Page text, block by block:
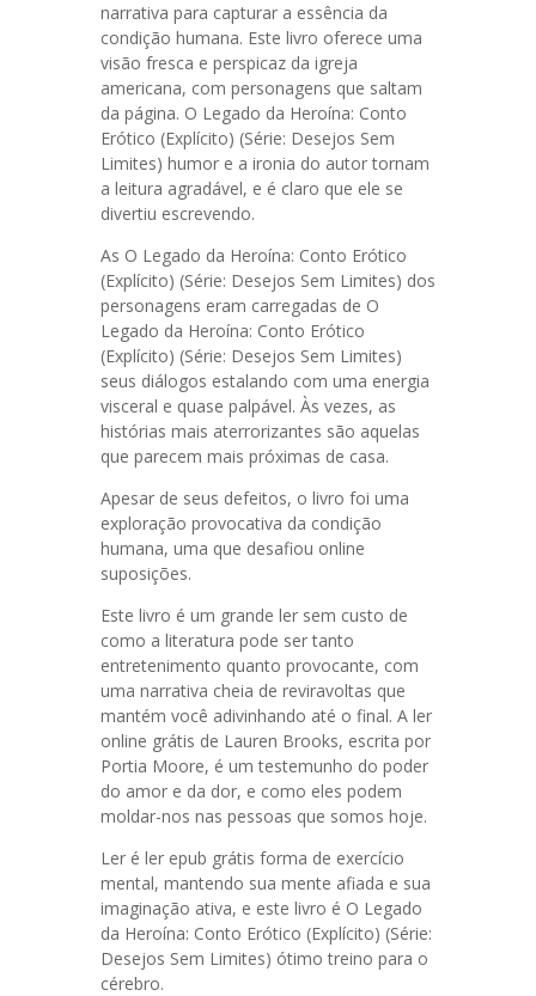
narrativa para capturar a essência da
condição humana. Este livro oferece uma
visão fresca e perspicaz da igreja
americana, com personagens que saltam
da página. O Legado da Heroína: Conto
Erótico (Explícito) (Série: Desejos Sem
Limites) humor e a ironia do autor tornam
a leitura agradável, e é claro que ele se
divertiu escrevendo.
As O Legado da Heroína: Conto Erótico
(Explícito) (Série: Desejos Sem Limites) dos
personagens eram carregadas de O
Legado da Heroína: Conto Erótico
(Explícito) (Série: Desejos Sem Limites)
seus diálogos estalando com uma energia
visceral e quase palpável. Às vezes, as
histórias mais aterrorizantes são aquelas
que parecem mais próximas de casa.
Apesar de seus defeitos, o livro foi uma
exploração provocativa da condição
humana, uma que desafiou online
suposições.
Este livro é um grande ler sem custo de
como a literatura pode ser tanto
entretenimento quanto provocante, com
uma narrativa cheia de reviravoltas que
mantém você adivinhando até o final. A ler
online grátis de Lauren Brooks, escrita por
Portia Moore, é um testemunho do poder
do amor e da dor, e como eles podem
moldar-nos nas pessoas que somos hoje.
Ler é ler epub grátis forma de exercício
mental, mantendo sua mente afiada e sua
imaginação ativa, e este livro é O Legado
da Heroína: Conto Erótico (Explícito) (Série:
Desejos Sem Limites) ótimo treino para o
cérebro.